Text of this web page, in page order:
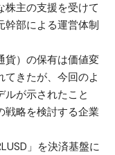
株主の支援を受けて
幹部による運営体制
貨）の保有は価値変
きたが、今回のよ
ルが示されたこと
戦略を検討する企業
」を決済基盤に